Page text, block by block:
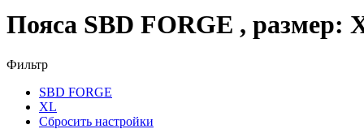
Пояса SBD FORGE , размер:
Фильтр
SBD FORGE
XL
Сбросить настройки